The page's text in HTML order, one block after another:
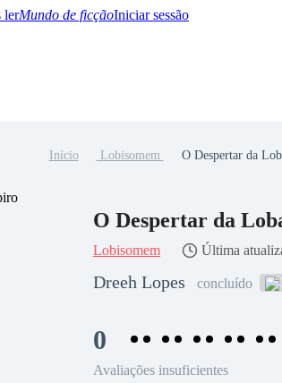
Mundo de ficçãoIniciar sessão
LGBTQ+
Início Lobisomem O Despertar da
O Despertar da
Lobisomem Última
Dreeh Lopes concluído
0
Avaliações insuficientes